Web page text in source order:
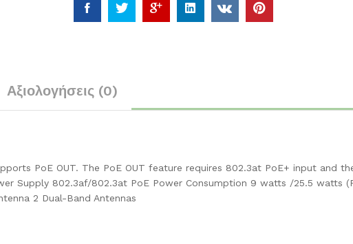
Αξιολογήσεις (0)
PoE OUT. The PoE OUT feature requires 802.3at PoE+ input and
Supply 802.3af/802.3at PoE Power Consumption 9 watts /25.5 watts
2 Dual-Band Antennas